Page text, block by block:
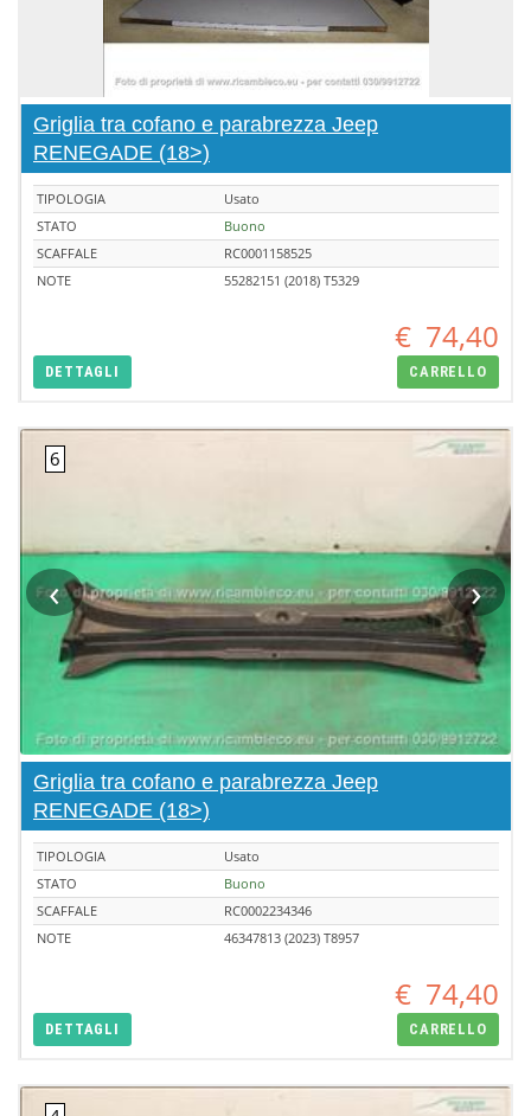
Griglia tra cofano e parabrezza Jeep
RENEGADE (18>)
TIPOLOGIA
Usato
STATO
Buono
SCAFFALE
RC0001158525
NOTE
55282151 (2018) T5329
€ 74,40
DETTAGLI CARRELLO
‹ ›
Griglia tra cofano e parabrezza Jeep
RENEGADE (18>)
TIPOLOGIA
Usato
STATO
Buono
SCAFFALE
RC0002234346
NOTE
46347813 (2023) T8957
€ 74,40
DETTAGLI CARRELLO